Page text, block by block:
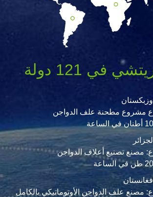
في 121 دولة
مشروع مطحنة علف الدواجن
مصنع تصنيع أعلاف الدواجن
مصنع علف الدواجن الأوتوماتيكي بالكامل